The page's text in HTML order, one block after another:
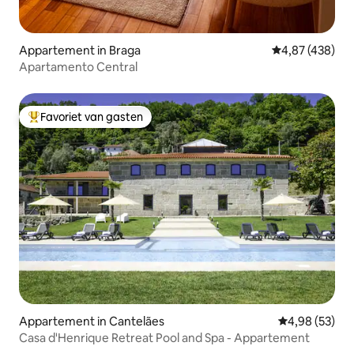
Appartement in Braga Gemiddelde
4,87 (438)
Apartamento Central
Topfavoriet van gasten
Favoriet van gasten
Appartement in Cantelães Gemiddelde
4,98 (53)
Casa d'Henrique Retreat Pool and Spa - Appartement